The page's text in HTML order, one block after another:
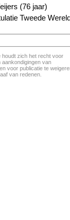
(76 jaar)
Tweede
houdt zich het recht voor
aankondigingen van
voor publicatie te
van redenen.